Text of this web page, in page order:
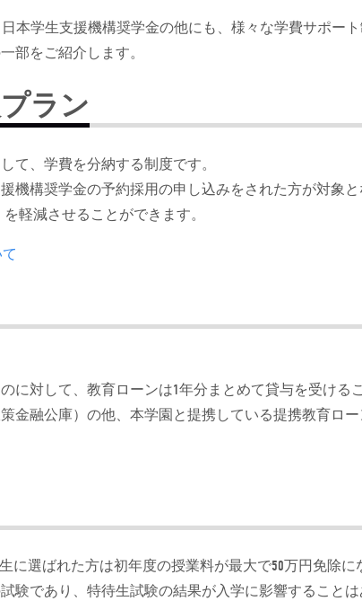
日本学生支援機構奨学金の他にも、様々な学費サポー
部をご紹介します。
ラン
て、学費を分納する制度です。
機構奨学金の予約採用の申し込みをされた方が対象と
軽減させることができます。
に対して、教育ローンは1年分まとめて貸与を受ける
金融公庫）の他、本学園と提携している提携教育ロー
に選ばれた方は初年度の授業料が最大で50万円免除に
験であり、特待生試験の結果が入学に影響することは